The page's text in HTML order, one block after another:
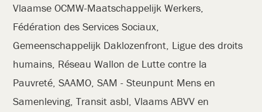
Vlaamse OCMW-Maatschappelijk Werkers,
Fédération des Services Sociaux,
Gemeenschappelijk Daklozenfront, Ligue des droits
humains, Réseau Wallon de Lutte contre la
Pauvreté, SAAMO, SAM - Steunpunt Mens en
Samenleving, Transit asbl, Vlaams ABVV en